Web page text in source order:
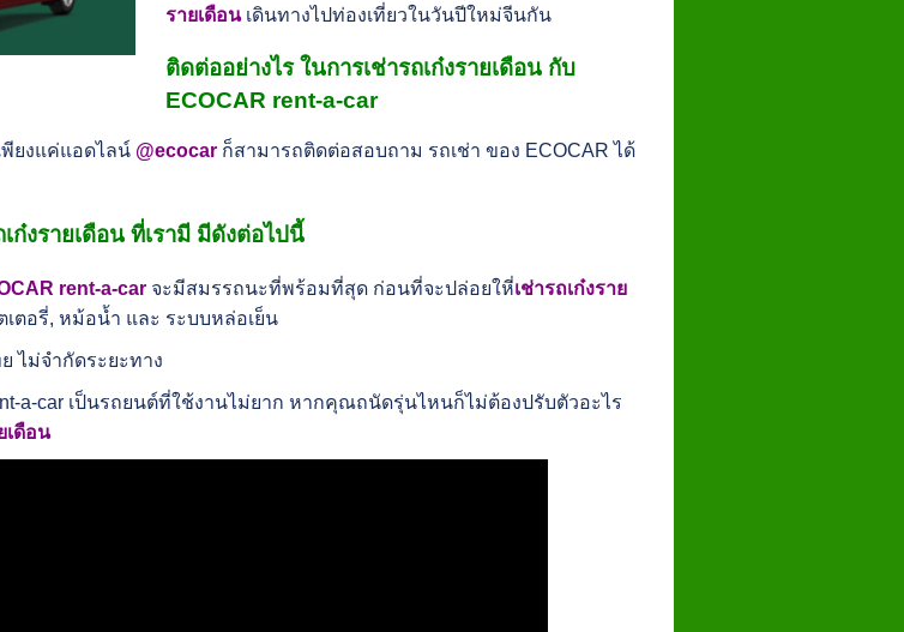
รายเดือนเดินทางไปท่องเที่ยวในวันปีใหม่จีนกัน
ติดต่ออย่างไร ในการเช่ารถเก๋งรายเดือน กับ
ECOCAR rent-a-car
ยงแค่แอดไลน์ @ecocar ก็สามารถติดต่อสอบถาม รถเช่า ของ ECOCAR ได้
ก๋งรายเดือน ที่เรามี มีดังต่อไปนี้
rent-a-car จะมีสมรรถนะที่พร้อมที่สุด ก่อนที่จะปล่อยใหี่เช่ารถเก๋งราย
ตอรี่, หม้อน้ำ และ ระบบหล่อเย็น
ไม่จำกัดระยะทาง
a-car เป็นรถยนต์ที่ใช้งานไม่ยาก หากคุณถนัดรุ่นไหนก็ไม่ต้องปรับตัวอะไร
เดือน